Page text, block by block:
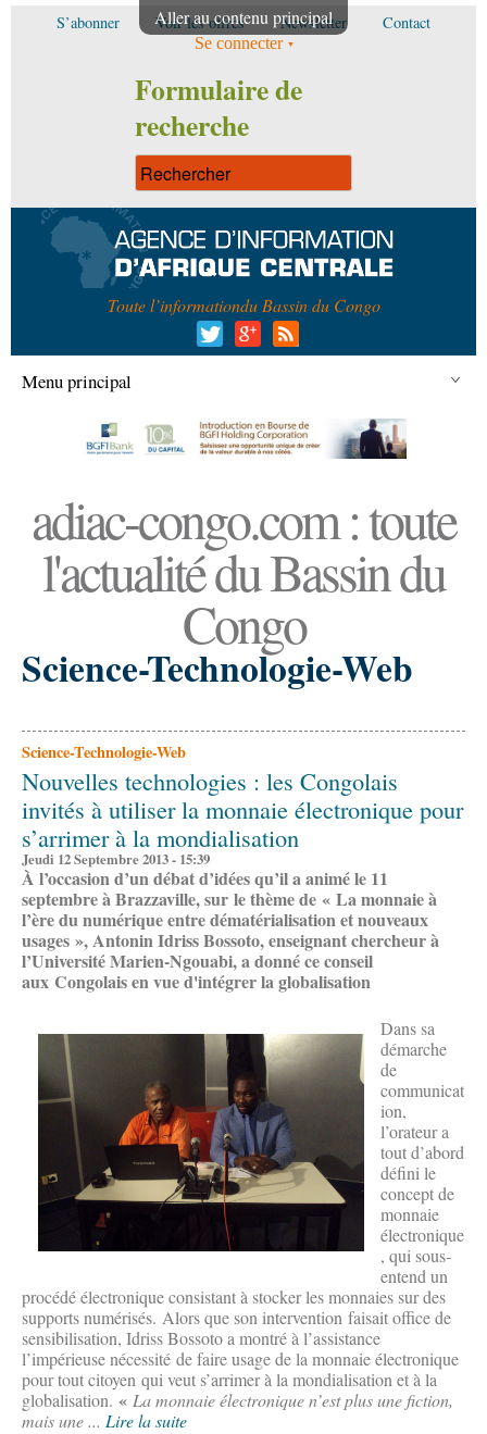
Aller au contenu principal
S’abonner Voir les offres Newsletter Contact
Se connecter
Formulaire de
recherche
Toute l’informationdu Bassin du Congo
Menu principal
adiac-congo.com : toute
l'actualité du Bassin du
Congo
Science-Technologie-Web
Science-Technologie-Web
Nouvelles technologies : les Congolais
invités à utiliser la monnaie électronique pour
s’arrimer à la mondialisation
Jeudi 12 Septembre 2013 - 15:39
À l’occasion d’un débat d’idées qu’il a animé le 11
septembre à Brazzaville, sur le thème de « La monnaie à
l’ère du numérique entre dématérialisation et nouveaux
usages », Antonin Idriss Bossoto, enseignant chercheur à
l’Université Marien-Ngouabi, a donné ce conseil
aux Congolais en vue d'intégrer la globalisation
Dans sa
démarche
de
communicat
ion,
l’orateur a
tout d’abord
défini le
concept de
monnaie
électronique
, qui sous-
entend un
procédé électronique consistant à stocker les monnaies sur des
supports numérisés. Alors que son intervention faisait office de
sensibilisation, Idriss Bossoto a montré à l’assistance
l’impérieuse nécessité de faire usage de la monnaie électronique
pour tout citoyen qui veut s’arrimer à la mondialisation et à la
globalisation. « La monnaie électronique n’est plus une fiction,
mais une ... Lire la suite